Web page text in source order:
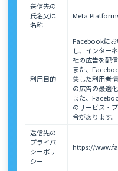
送信先の
氏名又は
名称
Meta
利用目的
Facebookにお
し、インター
社の広告を配
また、
集した利用者
の広告の最適
また、
のサービス・
合があります。
送信先の
プライバ
シーポリ
シー
https://